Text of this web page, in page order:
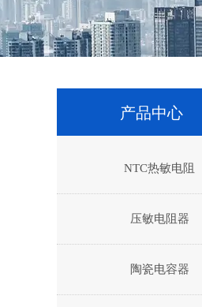
产品中心
NTC热敏电阻
压敏电阻器
陶瓷电容器